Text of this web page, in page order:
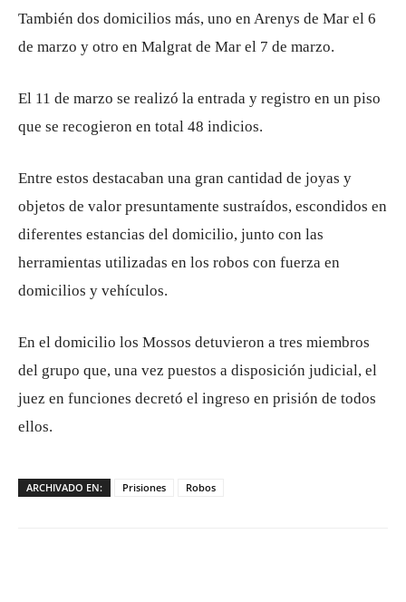
También dos domicilios más, uno en Arenys de Mar el 6
de marzo y otro en Malgrat de Mar el 7 de marzo.
El 11 de marzo se realizó la entrada y registro en un piso
que se recogieron en total 48 indicios.
Entre estos destacaban una gran cantidad de joyas y
objetos de valor presuntamente sustraídos, escondidos en
diferentes estancias del domicilio, junto con las
herramientas utilizadas en los robos con fuerza en
domicilios y vehículos.
En el domicilio los Mossos detuvieron a tres miembros
del grupo que, una vez puestos a disposición judicial, el
juez en funciones decretó el ingreso en prisión de todos
ellos.
ARCHIVADO EN: Prisiones Robos